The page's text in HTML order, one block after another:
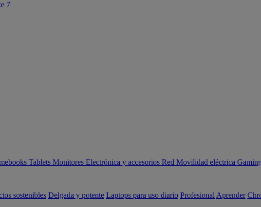
7
Tablets Monitores Electrónica y accesorios Red Movilidad eléctrica
sostenibles Delgada y potente Laptops para uso diario Profesional Aprender